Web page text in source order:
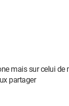
mais sur celui
partager